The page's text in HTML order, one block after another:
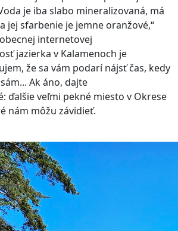
je iba slabo mineralizovaná, má
jej sfarbenie je jemne oranžové,“
internetovej
jazierka v Kalamenoch je
že sa vám podarí nájsť čas, kedy
Ak áno, dajte
ďalšie veľmi pekné miesto v Okrese
nám môžu závidieť.